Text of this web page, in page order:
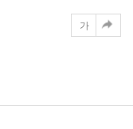
가